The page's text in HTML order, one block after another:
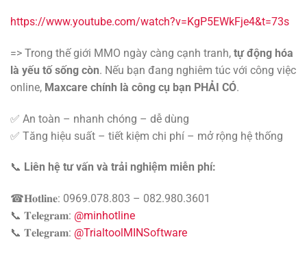
https://www.youtube.com/watch?v=KgP5EWkFje4&t=73s
=> Trong thế giới MMO ngày càng cạnh tranh, tự động hóa
là yếu tố sống còn. Nếu bạn đang nghiêm túc với công việc
online, Maxcare chính là công cụ bạn PHẢI CÓ.
✅ An toàn – nhanh chóng – dễ dùng
✅ Tăng hiệu suất – tiết kiệm chi phí – mở rộng hệ thống
📞 Liên hệ tư vấn và trải nghiệm miễn phí:
☎𝐇𝐨𝐭𝐥𝐢𝐧𝐞: 0969.078.803 – 082.980.3601
📞 𝐓𝐞𝐥𝐞𝐠𝐫𝐚𝐦: @minhotline
📞 𝐓𝐞𝐥𝐞𝐠𝐫𝐚𝐦: @TrialtoolMINSoftware